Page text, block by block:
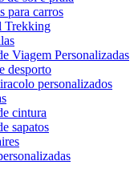
para carros
Trekking
Viagem Personalizadas
desporto
personalizados
cintura
sapatos